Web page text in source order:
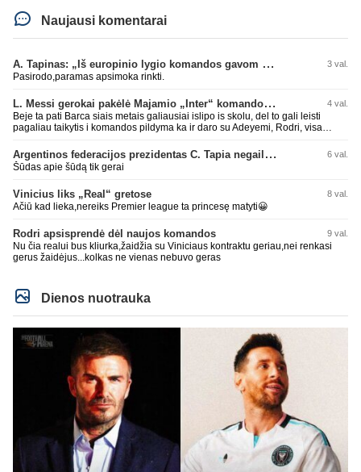
Naujausi komentarai
A. Tapinas: „Iš europinio lygio komandos gavom gerų pamokų“ 3 val.
Pasirodo,paramas apsimoka rinkti.
L. Messi gerokai pakėlė Majamio „Inter“ komandos vertę 4 val.
Beje ta pati Barca siais metais galiausiai islipo is skolu, del to gali leisti
pagaliau taikytis i komandos pildyma ka ir daro su Adeyemi, Rodri, visa
Argentinos federacijos prezidentas C. Tapia negailėjo pagyrų G. Infantino 6 val.
Šūdas apie šūdą tik gerai
Vinicius liks „Real“ gretose 8 val.
Ačiū kad lieka,nereiks Premier league ta princesę matyti😀
Rodri apsisprendė dėl naujos komandos 9 val.
Nu čia realui bus kliurka,žaidžia su Viniciaus kontraktu geriau,nei renkasi
gerus žaidėjus...kolkas ne vienas nebuvo geras
Dienos nuotrauka